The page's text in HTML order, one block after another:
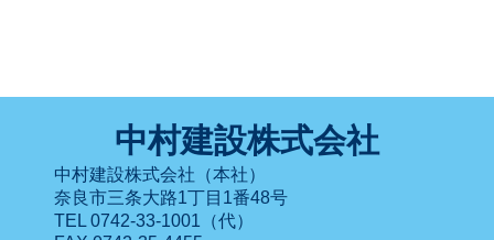
中村建設株式会社
中村建設株式会社（本社）
奈良市三条大路1丁目1番48号
TEL 0742-33-1001（代）